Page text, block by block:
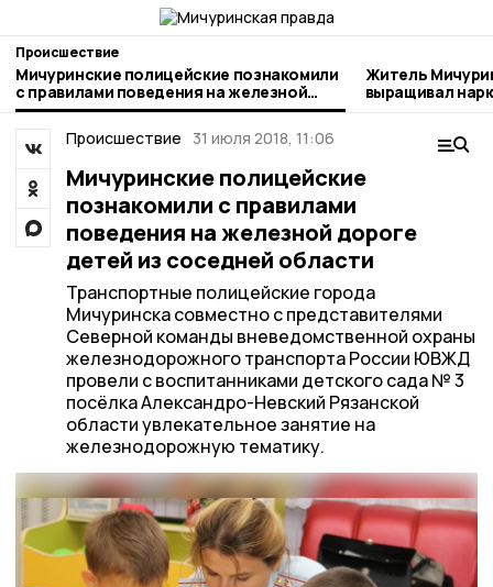
Происшествие
Мичуринские полицейские познакомили
с правилами поведения на железной
дороге детей из соседней области
Житель
выращивал
Происшествие 31 июля 2018, 11:06
Мичуринские полицейские
познакомили с правилами
поведения на железной дороге
детей из соседней области
Транспортные полицейские города
Мичуринска совместно с представителями
Северной команды вневедомственной охраны
железнодорожного транспорта России ЮВЖД
провели с воспитанниками детского сада № 3
посёлка Александро-Невский Рязанской
области увлекательное занятие на
железнодорожную тематику.